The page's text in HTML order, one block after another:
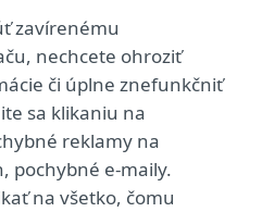
zavírenému
nechcete ohroziť
či úplne znefunkčniť
sa klikaniu na
reklamy na
pochybné e-maily.
na všetko, čomu